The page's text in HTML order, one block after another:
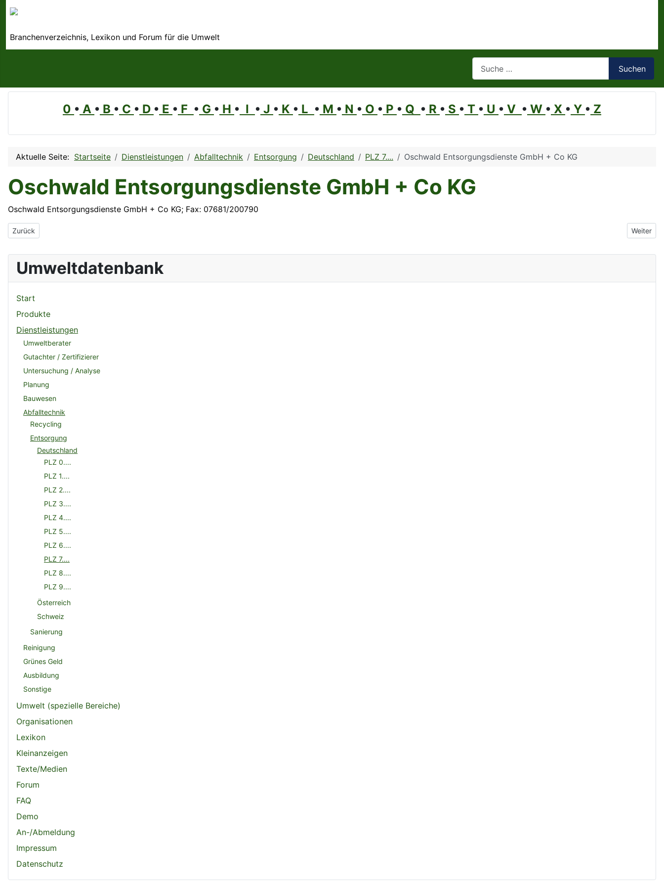
Branchenverzeichnis, Lexikon und Forum für die Umwelt
Suchen
0 • A • B • C • D • E • F • G • H • I • J • K • L • M • N • O • P • Q • R • S • T • U • V • W • X • Y • Z
Aktuelle Seite: Startseite Dienstleistungen Abfalltechnik Entsorgung Deutschland PLZ 7.... Oschwald Entsorgungsdienste GmbH + Co KG
Oschwald Entsorgungsdienste GmbH + Co KG
Oschwald Entsorgungsdienste GmbH + Co KG; Fax: 07681/200790
Vorheriger Beitrag: Optron Meßtechnik GmbH
Zurück Nächster
Weiter
Umweltdatenbank
Start
Produkte
Dienstleistungen
Umweltberater
Gutachter / Zertifizierer
Untersuchung / Analyse
Planung
Bauwesen
Abfalltechnik
Recycling
Entsorgung
Deutschland
PLZ 0....
PLZ 1....
PLZ 2....
PLZ 3....
PLZ 4....
PLZ 5....
PLZ 6....
PLZ 7....
PLZ 8....
PLZ 9....
Österreich
Schweiz
Sanierung
Reinigung
Grünes Geld
Ausbildung
Sonstige
Umwelt (spezielle Bereiche)
Organisationen
Lexikon
Kleinanzeigen
Texte/Medien
Forum
FAQ
Demo
An-/Abmeldung
Impressum
Datenschutz